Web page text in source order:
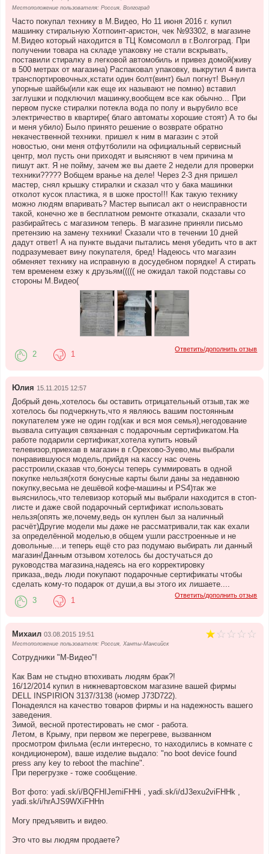
Местоположение пользователя: Россия, Волгоград
Часто покупал технику в М.Видео, Но 11 июня 2016 г. купил
машинку стиральную Хотпоинт-аристон, чек №93302, в магазине
М.Видео который находится в ТЦ Комсомолл в г.Волгоград. При
получении товара на складе упаковку не стали вскрывать,
поставили стиралку в легковой автомобиль и привез домой(живу
в 500 метрах от магазина) Распаковал упаковку, выкрутил 4 винта
транспортировочных,кстати один болт(винт) был погнут! Вынул
упорные шайбы(или как еще их называют не помню) вставил
заглушки и подключил машинку,вообщем все как обычно... При
первом пуске стиралки потекла вода по полу и вырубило все
электричество в квартире( благо автоматы хорошие стоят) А то бы
и меня убило) Было принято решение о возврате обратно
некачественной техники. пришел к ним в магазин с этой
новостью, они меня отфутболили на официальный сервисный
центр, мол пусть они приходят и выясняют в чем причина м
пишут акт. Я не пойму, зачем же вы даете 2 недели для проверки
техники????? Вобщем вранье на деле! Через 2-3 дня пришел
мастер, снял крышку стиралки и сказал что у бака машинки
отколот кусок пластика, я в шоке просто!!! Как такую технику
можно людям впаривать? Мастер выписал акт о неисправности
такой, конечно же в бесплатном ремонте отказали, сказали что
разбирайтесь с магазином теперь. В магазине приняли письмо
претензию на замену техники! Сказали что в течении 10 дней
дадут ответ! А на пункте выдачи пытались меня убедить что в акт
подразумевает вину покупателя, бред! Надеюсь что магазин
обменяет технику на исправную в досудебном порядке! А стирать
тем временем езжу к друзьям((((( не ожидал такой подставы со
стороны М.Видео(
Ответить/дополнить отзыв
2 1
Юлия 15.11.2015 12:57
Добрый день,хотелось бы оставить отрицательный отзыв,так же
хотелось бы подчеркнуть,что я являюсь вашим постоянным
покупателем уже не один год(как и вся моя семья),негодование
вызвала ситуация связанная с подарочным сертификатом.На
работе подарили сертификат,хотела купить новый
телевизор,приехав в магазин в г.Орехово-Зуево,мы выбрали
понравившуюся модель,прийдя на кассу нас очень
расстроили,сказав что,бонусы теперь суммировать в одной
покупке нельзя(хотя бонусные карты были даны за недавнюю
покупку,весьма не дешёвой кофе-машины и PS4)так же
выяснилось,что телевизор который мы выбрали находится в стоп-
листе и даже свой подарочный сертификат использовать
нельзя(опять же,почему,ведь он куплен был за наличный
расчёт)Другие модели мы даже не рассматривали,так как ехали
за определённой моделью,в общем ушли расстроенные и не
довольные....и теперь ещё сто раз подумаю выбирать ли данный
магазин!Данным отзывом хотелось бы достучаться до
руководства магазина,надеясь на его корректировку
приказа,,ведь люди покупают подарочные сертификаты чтобы
сделать кому-то подарок от души,а вы этого их лишаете....
Ответить/дополнить отзыв
3 1
Михаил 03.08.2015 19:51
Местоположение пользователя: Россия, Ханты-Мансийск
Сотрудники "М-Видео"!
Как Вам не стыдно втюхивать людям брак?!
16/12/2014 купил в нижневартовском магазине вашей фирмы
DELL INSPIRION 3137/3138 (номер J73D722).
Понадеялся на качество товаров фирмы и на надежность вашего
заведения.
Зимой, весной протестировать не смог - работа.
Летом, в Крыму, при первом же перегреве, вызванном
просмотром фильма (если интересно, то находились в комнате с
кондиционером), ваше изделие выдало: "no boot device found
press any key to reboot the machine".
При перегрузке - тоже сообщение.
Вот фото: yadi.sk/i/BQFHIJemiFHHi , yadi.sk/i/dJ3exu2viFHHk ,
yadi.sk/i/hrAJS9WXiFHHn
Могу предъявить и видео.
Это что вы людям продаете?